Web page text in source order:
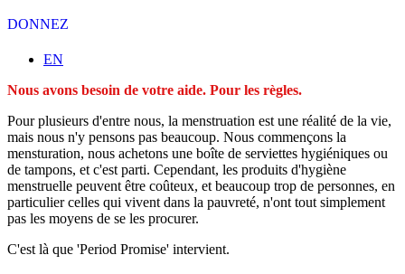
DONNEZ
Sélectionnez votre langue
EN
Nous avons besoin de votre aide. Pour les règles.
Pour plusieurs d'entre nous, la menstruation est une réalité de la vie,
mais nous n'y pensons pas beaucoup. Nous commençons la
mensturation, nous achetons une boîte de serviettes hygiéniques ou
de tampons, et c'est parti. Cependant, les produits d'hygiène
menstruelle peuvent être coûteux, et beaucoup trop de personnes, en
particulier celles qui vivent dans la pauvreté, n'ont tout simplement
pas les moyens de se les procurer.
C'est là que 'Period Promise' intervient.